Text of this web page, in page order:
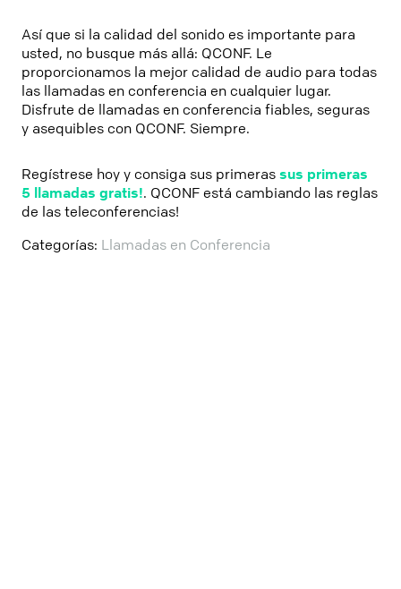
Así que si la calidad del sonido es importante para
usted, no busque más allá: QCONF. Le
proporcionamos la mejor calidad de audio para todas
las llamadas en conferencia en cualquier lugar.
Disfrute de llamadas en conferencia fiables, seguras
y asequibles con QCONF. Siempre.
Regístrese hoy y consiga sus primerassus primeras
5 llamadas gratis!. QCONF está cambiando las reglas
de las teleconferencias!
Categorías: Llamadas en Conferencia